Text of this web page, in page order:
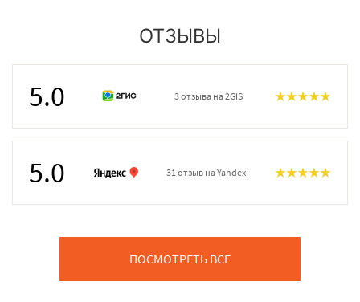
ОТЗЫВЫ
5.0 3 отзыва на 2GIS
5.0 31 отзыв на Yandex
ПОСМОТРЕТЬ ВСЕ